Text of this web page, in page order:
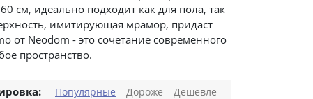
см, идеально подходит как для пола, так
имитирующая мрамор, придаст
от Neodom - это сочетание современного
пространство.
Популярные Дороже Дешевле